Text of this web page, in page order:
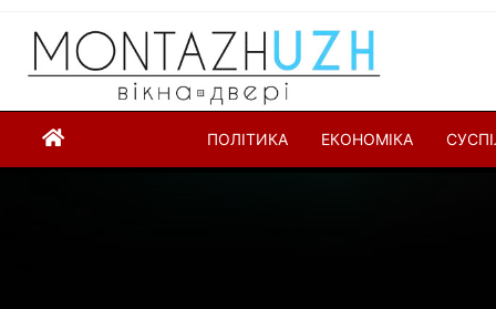
ПОЛІТИКА ЕКОНОМІКА